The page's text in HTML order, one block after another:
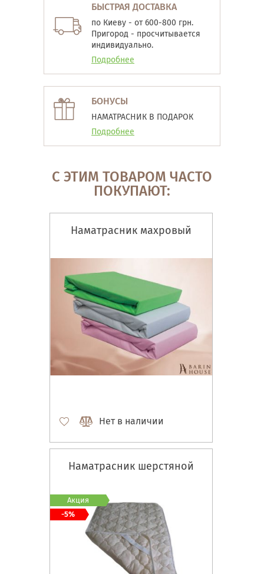
БЫСТРАЯ ДОСТАВКА
по Киеву - от 600-800 грн.
Пригород - просчитывается
индивидуально.
Подробнее
БОНУСЫ
НАМАТРАСНИК В ПОДАРОК
Подробнее
С ЭТИМ ТОВАРОМ ЧАСТО
ПОКУПАЮТ:
Наматрасник махровый
Нет в наличии
Наматрасник шерстяной
Акция
-5%